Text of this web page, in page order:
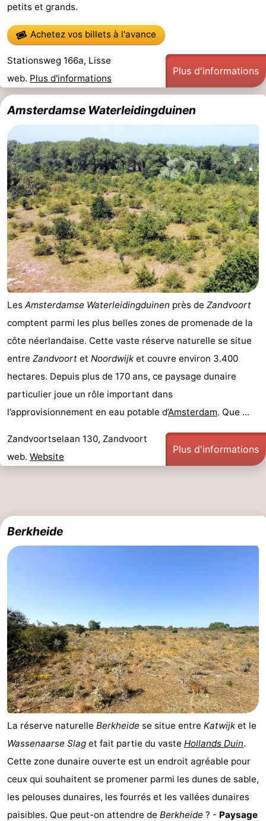
petits et grands.
Achetez vos billets à l'avance
Stationsweg 166a, Lisse
web. Plus d'informations
Plus d'informations
Amsterdamse Waterleidingduinen
Les Amsterdamse Waterleidingduinen près de Zandvoort
comptent parmi les plus belles zones de promenade de la
côte néerlandaise. Cette vaste réserve naturelle se situe
entre Zandvoort et Noordwijk et couvre environ 3.400
hectares. Depuis plus de 170 ans, ce paysage dunaire
particulier joue un rôle important dans
l’approvisionnement en eau potable d’Amsterdam. Que ...
Zandvoortselaan 130, Zandvoort
web. Website
Plus d'informations
Berkheide
La réserve naturelle Berkheide se situe entre Katwijk et le
Wassenaarse Slag et fait partie du vaste Hollands Duin.
Cette zone dunaire ouverte est un endroit agréable pour
ceux qui souhaitent se promener parmi les dunes de sable,
les pelouses dunaires, les fourrés et les vallées dunaires
paisibles. Que peut-on attendre de Berkheide ? - Paysage